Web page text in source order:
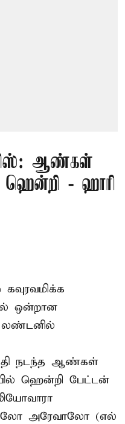
ஆண்கள்
ஹென்றி - ஹாரி
ஒன்றான
லண்டனில்
நடந்த ஆண்கள்
ஹென்றி பேட்டன்
அரேவாலோ (எல்